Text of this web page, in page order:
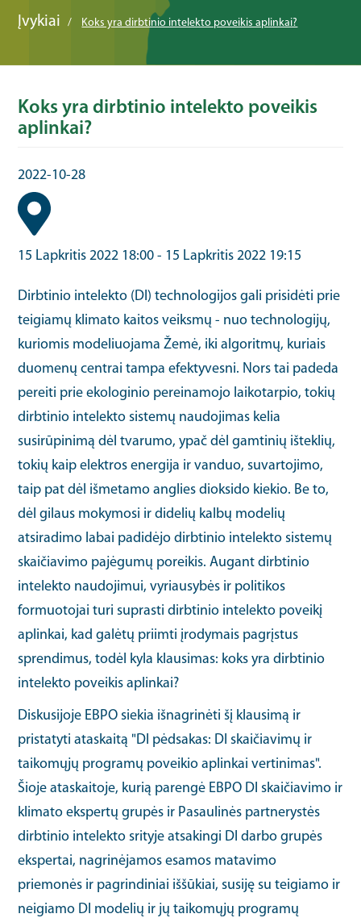
Įvykiai Koks yra dirbtinio intelekto poveikis aplinkai?
Koks yra dirbtinio intelekto poveikis
aplinkai?
2022-10-28
15 Lapkritis 2022 18:00 - 15 Lapkritis 2022 19:15
Dirbtinio intelekto (DI) technologijos gali prisidėti prie
teigiamų klimato kaitos veiksmų - nuo technologijų,
kuriomis modeliuojama Žemė, iki algoritmų, kuriais
duomenų centrai tampa efektyvesni. Nors tai padeda
pereiti prie ekologinio pereinamojo laikotarpio, tokių
dirbtinio intelekto sistemų naudojimas kelia
susirūpinimą dėl tvarumo, ypač dėl gamtinių išteklių,
tokių kaip elektros energija ir vanduo, suvartojimo,
taip pat dėl išmetamo anglies dioksido kiekio. Be to,
dėl gilaus mokymosi ir didelių kalbų modelių
atsiradimo labai padidėjo dirbtinio intelekto sistemų
skaičiavimo pajėgumų poreikis. Augant dirbtinio
intelekto naudojimui, vyriausybės ir politikos
formuotojai turi suprasti dirbtinio intelekto poveikį
aplinkai, kad galėtų priimti įrodymais pagrįstus
sprendimus, todėl kyla klausimas: koks yra dirbtinio
intelekto poveikis aplinkai?
Diskusijoje EBPO siekia išnagrinėti šį klausimą ir
pristatyti ataskaitą "DI pėdsakas: DI skaičiavimų ir
taikomųjų programų poveikio aplinkai vertinimas".
Šioje ataskaitoje, kurią parengė EBPO DI skaičiavimo ir
klimato ekspertų grupės ir Pasaulinės partnerystės
dirbtinio intelekto srityje atsakingi DI darbo grupės
ekspertai, nagrinėjamos esamos matavimo
priemonės ir pagrindiniai iššūkiai, susiję su teigiamo ir
neigiamo DI modelių ir jų taikomųjų programų